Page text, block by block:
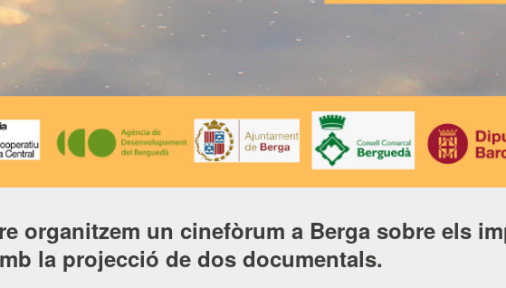
organitzem un cinefòrum a Berga sobre els
la projecció de dos documentals.